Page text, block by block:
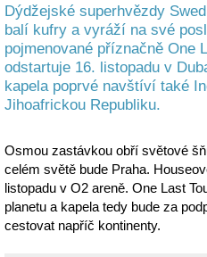
Dýdžejské superhvězdy
balí kufry a vyráží na své
pojmenované příznačně One
odstartuje 16. listopadu v
kapela poprvé navštíví také
Jihoafrickou Republiku.
Osmou zastávkou obří světové
celém světě bude Praha.
listopadu v O2 areně. One Last
planetu a kapela tedy bude za
cestovat napříč kontinenty.